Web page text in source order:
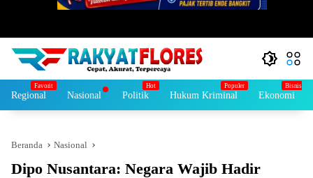
Regional Nasional Politik Hukum Kriminal Ekonomi
Beranda Nasional
Dipo Nusantara: Negara Wajib Hadir